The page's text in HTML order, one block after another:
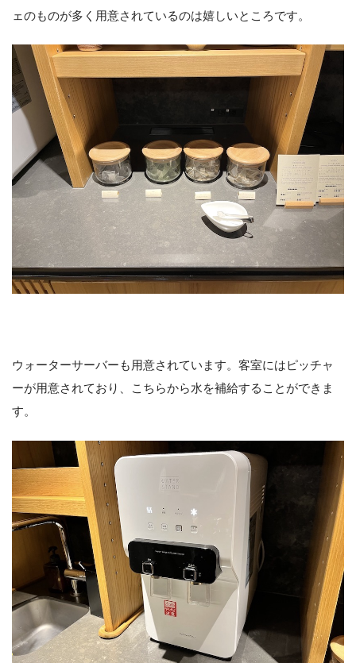
ェのものが多く用意されているのは嬉しいところです。
ウォーターサーバーも用意されています。客室にはピッチャ
ーが用意されており、こちらから水を補給することができま
す。